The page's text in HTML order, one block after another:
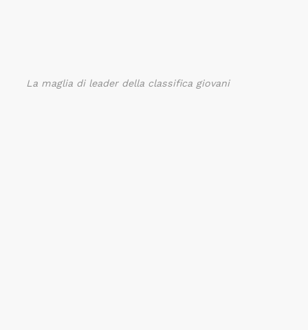
La maglia di leader della classifica giovani